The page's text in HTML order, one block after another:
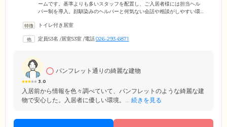
ームです。基準よりも多いスタッフを配置し、ご入居者様には担当ヘル
パー制を導入。顔馴染みのヘルパーと何気ない会話や相談がしやすい環
リエーション時にバイタルチェックとこまめなお声がけをしてご様子を
ど、ご自身で気付きにくい部分もサポートしつつ、できる限り自立した
トイレ付き居室
定員53名 /居室53室 /電話026-293-6871
3.0
パンフレット通りの綺麗な建物
入居前から情報を色々調べていて、パンフレットのような綺麗な建
物で安心した。入居者に優しい環境。... 続きを見る